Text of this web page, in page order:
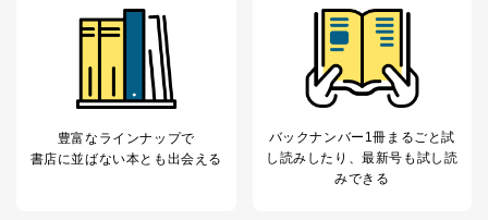
係
TEL：0570-200-223
FAX：03-5459-7073
cs@fujisan.co.jp
改訂：2025年2月20日
制定：2005年4月1日
株式会社富士山マガジンサービス
豊富なラインナップで
書店に並ばない本とも出会える
バックナンバー1冊まるごと試
し読み したり、最新号も試し読
みできる